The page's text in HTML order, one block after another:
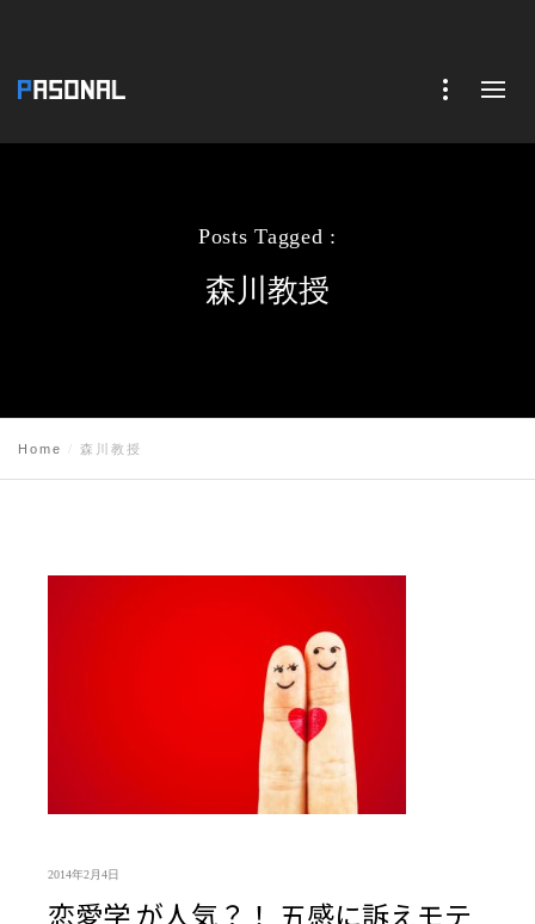
Posts Tagged :
森川教授
Home 森川教授
2014年2月4日
恋愛学 が人気？！ 五感に訴えモテ